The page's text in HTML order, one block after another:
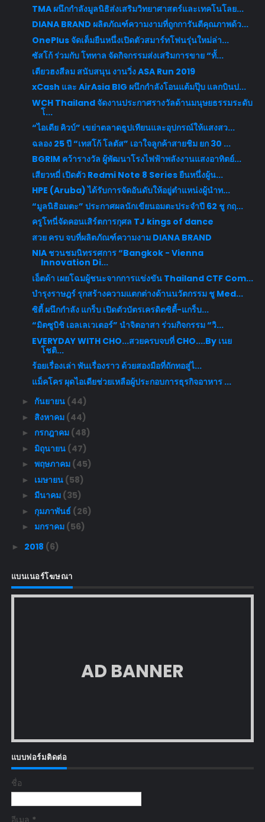
TMA ผนึกกำลังมูลนิธิส่งเสริมวิทยาศาสตร์และเทคโนโลย...
DIANA BRAND ผลิตภัณฑ์ความงามที่ถูกการันตีคุณภาพด้ว...
OnePlus จัดเต็มยืนหนึ่งเปิดตัวสมาร์ทโฟนรุ่นใหม่ล่า...
ซัสโก้ ร่วมกับ โททาล จัดกิจกรรมส่งเสริมการขาย “ทั้...
เตียวฮงสีลม สนับสนุน งานวิ่ง ASA Run 2019
xCash และ AirAsia BIG ผนึกกำลังโอนแต้มปุ๊บ แลกบินป...
WCH Thailand จัดงานประกาศรางวัลด้านมนุษยธรรมระดับ
โ...
“ไอเดีย คิวบ์” เขย่าตลาดธูปเทียนและอุปกรณ์ให้แสงสว...
ฉลอง 25 ปี “เทสโก้ โลตัส” เอาใจลูกค้าสายชิม ยก 30 ...
BGRIM คว้ารางวัล ผู้พัฒนาโรงไฟฟ้าพลังงานแสงอาทิตย์...
เสียวหมี่ เปิดตัว Redmi Note 8 Series ยืนหนึ่งผู้น...
HPE (Aruba) ได้รับการจัดอันดับให้อยู่ตำแหน่งผู้นำท...
“มูลนิธิอมตะ” ประกาศผลนักเขียนอมตะประจำปี 62 ชู กฤ...
ครูโทนี่จัดคอนเสิร์ตการกุศล TJ kings of dance
สวย ครบ จบที่ผลิตภัณฑ์ความงาม DIANA BRAND
NIA ชวนชมนิทรรศการ “Bangkok - Vienna
Innovation Di...
เอ็ตด้า เผยโฉมผู้ชนะจากการแข่งขัน Thailand CTF Com...
บำรุงราษฎร์ รุกสร้างความแตกต่างด้านนวัตกรรม ชู Med...
ซิตี้ ผนึกกำลัง แกร็บ เปิดตัวบัตรเครดิตซิตี้-แกร็บ...
“มิตซูบิชิ เอลเลเวเตอร์” นำจิตอาสา ร่วมกิจกรรม “วิ...
EVERYDAY WITH CHO...สวยครบจบที่ CHO....By เนย
โชติ...
ร้อยเรื่องเล่า พันเรื่องราว ด้วยสองมือที่ถักทอสู่ไ...
แม็คโคร ผุดไอเดียช่วยเหลือผู้ประกอบการธุรกิจอาหาร ...
► กันยายน (44)
► สิงหาคม (44)
► กรกฎาคม (48)
► มิถุนายน (47)
► พฤษภาคม (45)
► เมษายน (58)
► มีนาคม (35)
► กุมภาพันธ์ (26)
► มกราคม (56)
► 2018 (6)
แบนเนอร์โฆษณา
AD BANNER
แบบฟอร์มติดต่อ
ชื่อ
อีเมล *